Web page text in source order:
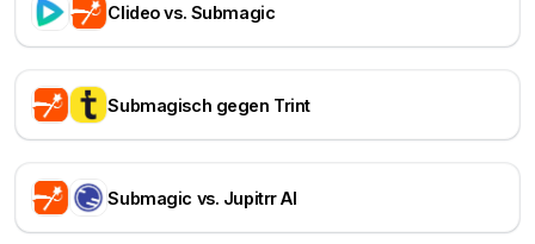
Clideo vs. Submagic
Submagisch gegen Trint
Submagic vs. Jupitrr AI